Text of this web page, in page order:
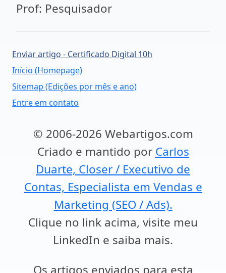
Prof: Pesquisador
Enviar artigo - Certificado Digital 10h
Início (Homepage)
Sitemap (Edições por mês e ano)
Entre em contato
© 2006-2026 Webartigos.com
Criado e mantido por Carlos
Duarte, Closer / Executivo de
Contas, Especialista em Vendas e
Marketing (SEO / Ads).
Clique no link acima, visite meu
LinkedIn e saiba mais.
Os artigos enviados para esta